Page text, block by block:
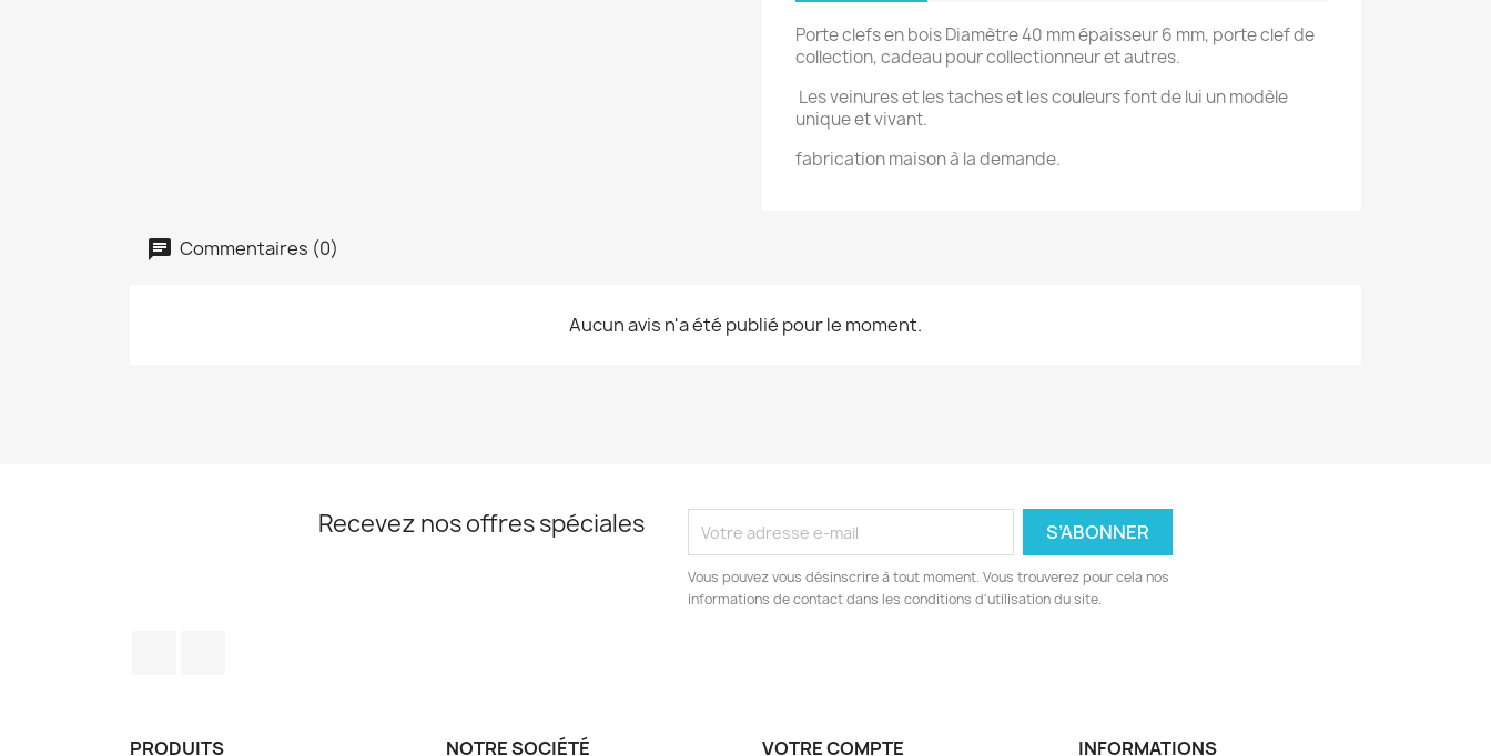
Porte clefs en bois Diamètre 40 mm épaisseur 6 mm, porte clef de
collection, cadeau pour collectionneur et autres.
Les veinures et les taches et les couleurs font de lui un modèle
unique et vivant.
fabrication maison à la demande.
Commentaires (0)
Aucun avis n'a été publié pour le moment.
Recevez nos offres spéciales
Vous pouvez vous désinscrire à tout moment. Vous trouverez pour cela nos
informations de contact dans les conditions d'utilisation du site.
PRODUITS NOTRE SOCIÉTÉ VOTRE COMPTE INFORMATIONS